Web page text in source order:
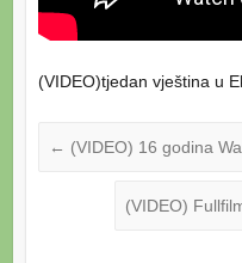
(VIDEO)tjedan vještina u
← (VIDEO) 16 godina
(VIDEO)